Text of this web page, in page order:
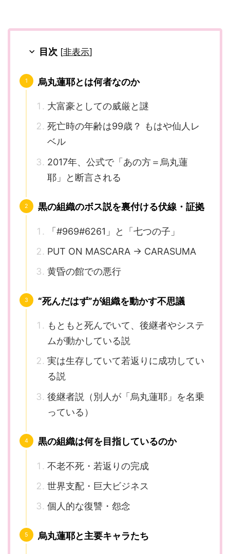
目次 [非表示]
烏丸蓮耶とは何者なのか
大富豪としての威厳と謎
死亡時の年齢は99歳？ もはや仙人レ
ベル
2017年、公式で「あの方＝烏丸蓮
耶」と断言される
黒の組織のボス説を裏付ける伏線・証拠
「#969#6261」と「七つの子」
PUT ON MASCARA → CARASUMA
黄昏の館での悪行
“死んだはず”が組織を動かす不思議
もともと死んでいて、後継者やシステ
ムが動かしている説
実は生存していて若返りに成功してい
る説
後継者説（別人が「烏丸蓮耶」を名乗
っている）
黒の組織は何を目指しているのか
不老不死・若返りの完成
世界支配・巨大ビジネス
個人的な復讐・怨念
烏丸蓮耶と主要キャラたち